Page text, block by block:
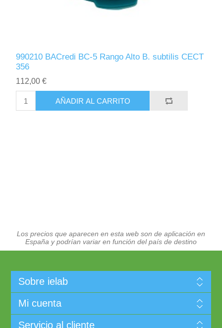
990210 BACredi BC-5 Rango Alto B. subtilis CECT
356
112,00 €
AÑADIR AL CARRITO
Los precios que aparecen en esta web son de aplicación en
España y podrían variar en función del país de destino
Sobre ielab
Mi cuenta
Servicio al cliente